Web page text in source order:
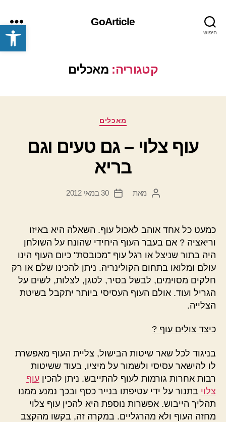
פתח סרגל נגישות חיפוש
GoArticle
תפריט
קטגוריה: מאכלים
קטגוריותמאכלים
עוף צלוי – גם טעים וגם
בריא
המחבר
מאת
תאריך
30 במאי 2012
כמעט כל אחד אוהב לאכול עוף. השאלה היא באיזו
וריאציה ? אם בעבר העוף היחידי שהונח על השולחן
היה בתור שניצל או רגל עוף "מכובסת" כיום העוף הינו
עולם ומלואו בתחום הקולינריה. ניתן להכינו שלם או רק
חלקים מסוימים, לבשל בסיר, לטגן, לצלות, לשים על
הגריל ועוד. אולם העוף העסיסי ביותר יתקבל בשיטת
הצלייה.
כיצד צולים עוף ?
בניגוד לכל שאר שיטות הבישול, צליית העוף מאפשרת
לו להישאר עסיסי ולשמור על מיציו, בעוד ששיטות
רבות אחרות גורמות לעוף להתייבש. ניתן להכין עוף
צלוי בתנור על ידי עטיפתו בנייר כסף ובכך נמנע ממנו
תהליך הייבוש. אפשרות נוספת היא להכין עוף צלוי
מחזה העוף ולא מהרגליים. במקרה זה, בקשו מהקצב